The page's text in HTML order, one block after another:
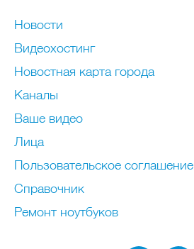
Новости
Видеохостинг
Новостная карта города
Каналы
Ваше видео
Лица
Пользовательское соглашение
Справочник
Ремонт нoутбуков